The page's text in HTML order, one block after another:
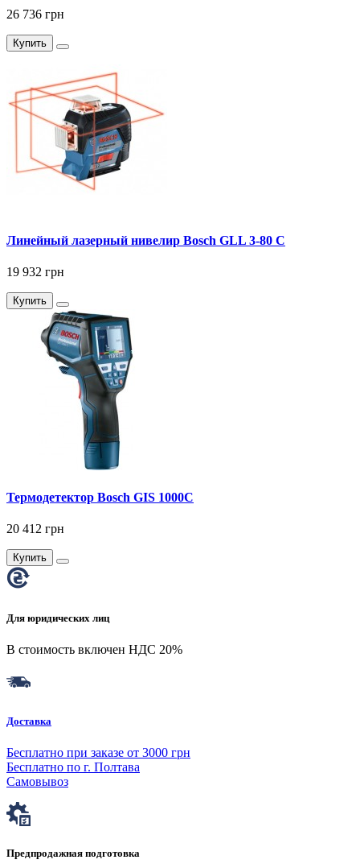
26 736 грн
Купить
Линейный лазерный нивелир Bosch GLL 3-80 C
19 932 грн
Купить
Термодетектор Bosch GIS 1000C
20 412 грн
Купить
Для юридических лиц
В стоимость включен НДС 20%
Доставка
Бесплатно при заказе от 3000 грн
Бесплатно по г. Полтава
Самовывоз
Предпродажная подготовка